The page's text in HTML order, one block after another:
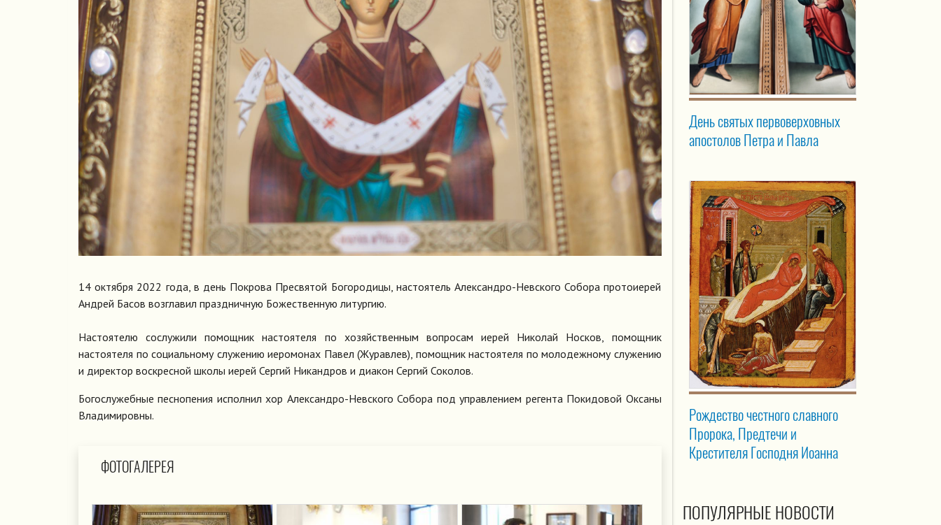
14 октября 2022 года, в день Покрова Пресвятой Богородицы, настоятель Александро-Невского Собора протоиерей
Андрей Басов возглавил праздничную Божественную литургию.
Настоятелю сослужили помощник настоятеля по хозяйственным вопросам иерей Николай Носков, помощник
настоятеля по социальному служению иеромонах Павел (Журавлев), помощник настоятеля по молодежному служению
и директор воскресной школы иерей Сергий Никандров и диакон Сергий Соколов.
Богослужебные песнопения исполнил хор Александро-Невского Собора под управлением регента Покидовой Оксаны
Владимировны.
ФОТОГАЛЕРЕЯ
День святых первоверховных
апостолов Петра и Павла
Рождество честного славного
Пророка, Предтечи и
Крестителя Господня Иоанна
ПОПУЛЯРНЫЕ НОВОСТИ